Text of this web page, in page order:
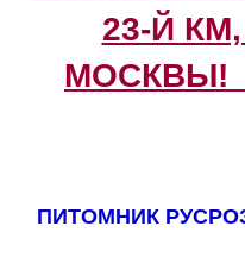
23-Й
МОСКВЫ!
ПИТОМНИК